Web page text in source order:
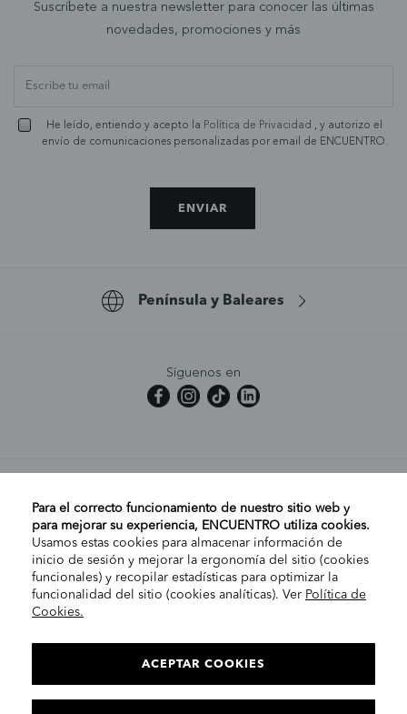
Suscríbete a nuestra newsletter para conocer las últimas
novedades, promociones y más
He leído, entiendo y acepto la Política de Privacidad , y autorizo el
envío de comunicaciones personalizadas por email de ENCUENTRO.
ENVIAR
Península y Baleares
Síguenos en
MI CUENTA
AYUDA
EMPRESA
INFORMACIÓN LEGAL
Para el correcto funcionamiento de nuestro sitio web y
para mejorar su experiencia, ENCUENTRO utiliza cookies.
Usamos estas cookies para almacenar información de
inicio de sesión y mejorar la ergonomía del sitio (cookies
funcionales) y recopilar estadísticas para optimizar la
funcionalidad del sitio (cookies analíticas). Ver Política de
Cookies.
ACEPTAR COOKIES